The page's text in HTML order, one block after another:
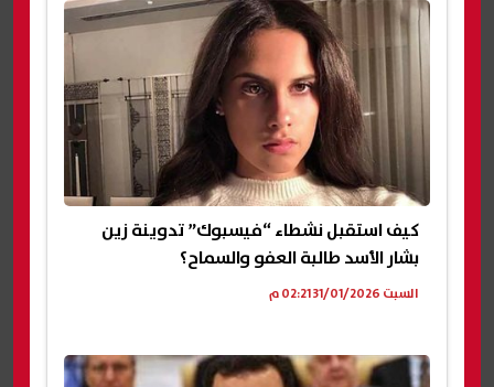
كيف استقبل نشطاء “فيسبوك” تدوينة زين
بشار الأسد طالبة العفو والسماح؟
السبت 31/01/2026 02:21 م